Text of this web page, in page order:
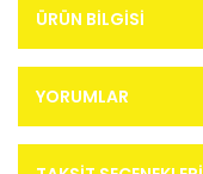
ÜRÜN BILGISI
YORUMLAR